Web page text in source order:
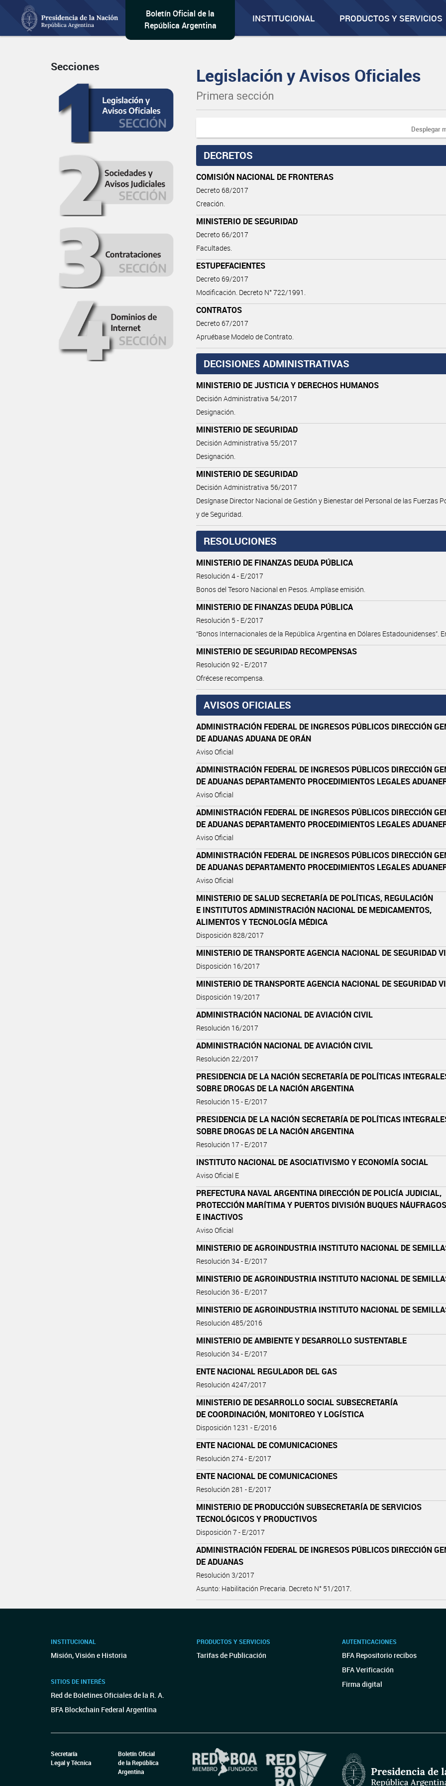
Boletín Oficial de la
República Argentina
INSTITUCIONAL PRODUCTOS Y SERVICIOS
Secciones Legislación y Avisos Oficiales
Primera sección
Desplegar
DECRETOS
COMISIÓN NACIONAL DE FRONTERAS
Decreto 68/2017
Creación.
MINISTERIO DE SEGURIDAD
Decreto 66/2017
Facultades.
ESTUPEFACIENTES
Decreto 69/2017
Modificación. Decreto N° 722/1991.
CONTRATOS
Decreto 67/2017
Apruébase Modelo de Contrato.
DECISIONES ADMINISTRATIVAS
MINISTERIO DE JUSTICIA Y DERECHOS HUMANOS
Decisión Administrativa 54/2017
Designación.
MINISTERIO DE SEGURIDAD
Decisión Administrativa 55/2017
Designación.
MINISTERIO DE SEGURIDAD
Decisión Administrativa 56/2017
Desígnase Director Nacional de Gestión y Bienestar del Personal de las Fuerzas
y de Seguridad.
RESOLUCIONES
MINISTERIO DE FINANZAS DEUDA PÚBLICA
Resolución 4 - E/2017
Bonos del Tesoro Nacional en Pesos. Amplíase emisión.
MINISTERIO DE FINANZAS DEUDA PÚBLICA
Resolución 5 - E/2017
“Bonos Internacionales de la República Argentina en Dólares Estadounidenses”.
MINISTERIO DE SEGURIDAD RECOMPENSAS
Resolución 92 - E/2017
Ofrécese recompensa.
AVISOS OFICIALES
ADMINISTRACIÓN FEDERAL DE INGRESOS PÚBLICOS DIRECCIÓN
DE ADUANAS ADUANA DE ORÁN
Aviso Oficial
ADMINISTRACIÓN FEDERAL DE INGRESOS PÚBLICOS DIRECCIÓN
DE ADUANAS DEPARTAMENTO PROCEDIMIENTOS LEGALES
Aviso Oficial
ADMINISTRACIÓN FEDERAL DE INGRESOS PÚBLICOS DIRECCIÓN
DE ADUANAS DEPARTAMENTO PROCEDIMIENTOS LEGALES
Aviso Oficial
ADMINISTRACIÓN FEDERAL DE INGRESOS PÚBLICOS DIRECCIÓN
DE ADUANAS DEPARTAMENTO PROCEDIMIENTOS LEGALES
Aviso Oficial
MINISTERIO DE SALUD SECRETARÍA DE POLÍTICAS, REGULACIÓN
E INSTITUTOS ADMINISTRACIÓN NACIONAL DE MEDICAMENTOS,
ALIMENTOS Y TECNOLOGÍA MÉDICA
Disposición 828/2017
MINISTERIO DE TRANSPORTE AGENCIA NACIONAL DE SEGURIDAD
Disposición 16/2017
MINISTERIO DE TRANSPORTE AGENCIA NACIONAL DE SEGURIDAD
Disposición 19/2017
ADMINISTRACIÓN NACIONAL DE AVIACIÓN CIVIL
Resolución 16/2017
ADMINISTRACIÓN NACIONAL DE AVIACIÓN CIVIL
Resolución 22/2017
PRESIDENCIA DE LA NACIÓN SECRETARÍA DE POLÍTICAS
SOBRE DROGAS DE LA NACIÓN ARGENTINA
Resolución 15 - E/2017
PRESIDENCIA DE LA NACIÓN SECRETARÍA DE POLÍTICAS
SOBRE DROGAS DE LA NACIÓN ARGENTINA
Resolución 17 - E/2017
INSTITUTO NACIONAL DE ASOCIATIVISMO Y ECONOMÍA SOCIAL
Aviso Oficial E
PREFECTURA NAVAL ARGENTINA DIRECCIÓN DE POLICÍA JUDICIAL,
PROTECCIÓN MARÍTIMA Y PUERTOS DIVISIÓN BUQUES NÁUFRAGOS
E INACTIVOS
Aviso Oficial
MINISTERIO DE AGROINDUSTRIA INSTITUTO NACIONAL DE
Resolución 34 - E/2017
MINISTERIO DE AGROINDUSTRIA INSTITUTO NACIONAL DE
Resolución 36 - E/2017
MINISTERIO DE AGROINDUSTRIA INSTITUTO NACIONAL DE
Resolución 485/2016
MINISTERIO DE AMBIENTE Y DESARROLLO SUSTENTABLE
Resolución 34 - E/2017
ENTE NACIONAL REGULADOR DEL GAS
Resolución 4247/2017
MINISTERIO DE DESARROLLO SOCIAL SUBSECRETARÍA
DE COORDINACIÓN, MONITOREO Y LOGÍSTICA
Disposición 1231 - E/2016
ENTE NACIONAL DE COMUNICACIONES
Resolución 274 - E/2017
ENTE NACIONAL DE COMUNICACIONES
Resolución 281 - E/2017
MINISTERIO DE PRODUCCIÓN SUBSECRETARÍA DE SERVICIOS
TECNOLÓGICOS Y PRODUCTIVOS
Disposición 7 - E/2017
ADMINISTRACIÓN FEDERAL DE INGRESOS PÚBLICOS DIRECCIÓN
DE ADUANAS
Resolución 3/2017
Asunto: Habilitación Precaria. Decreto N° 51/2017.
INSTITUCIONAL
Misión, Visión e Historia
SITIOS DE INTERÉS
Red de Boletines Oficiales de la R. A.
BFA Blockchain Federal Argentina
PRODUCTOS Y SERVICIOS
Tarifas de Publicación
AUTENTICACIONES
BFA Repositorio recibos
BFA Verificación
Firma digital
Secretaría
Legal y Técnica
Boletín Oficial
de la República
Argentina